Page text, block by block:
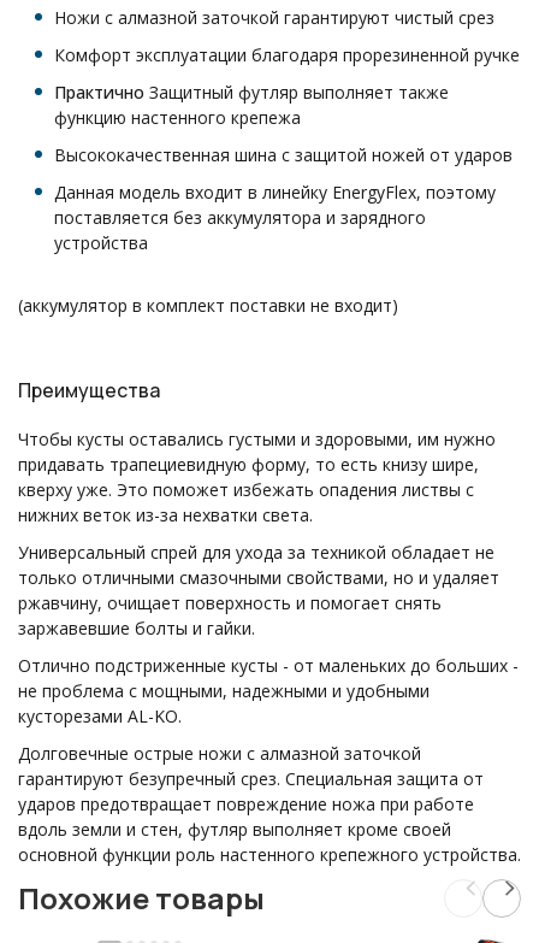
Ножи с алмазной заточкой гарантируют чистый срез
Комфорт эксплуатации благодаря прорезиненной ручке
Практично Защитный футляр выполняет также
функцию настенного крепежа
Высококачественная шина с защитой ножей от ударов
Данная модель входит в линейку EnergyFlex, поэтому
поставляется без аккумулятора и зарядного
устройства
(аккумулятор в комплект поставки не входит)
Преимущества
Чтобы кусты оставались густыми и здоровыми, им нужно
придавать трапециевидную форму, то есть книзу шире,
кверху уже. Это поможет избежать опадения листвы с
нижних веток из-за нехватки света.
Универсальный спрей для ухода за техникой обладает не
только отличными смазочными свойствами, но и удаляет
ржавчину, очищает поверхность и помогает снять
заржавевшие болты и гайки.
Отлично подстриженные кусты - от маленьких до больших -
не проблема с мощными, надежными и удобными
кусторезами AL-KO.
Долговечные острые ножи с алмазной заточкой
гарантируют безупречный срез. Специальная защита от
ударов предотвращает повреждение ножа при работе
вдоль земли и стен, футляр выполняет кроме своей
основной функции роль настенного крепежного устройства.
Похожие товары